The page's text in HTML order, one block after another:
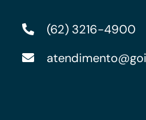
(62) 3216-4900